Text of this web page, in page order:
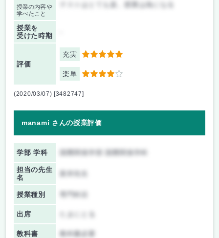
授業の内容や
学べたこと
テストはとても楽。授業は為になる
授業を
受けた時期
評価
充実 5
楽単 4
(2020/03/07) [3482747]
manami さんの授業評価
学部 学科
担当の先生
名
授業種別
出席
教科書 教科書必要